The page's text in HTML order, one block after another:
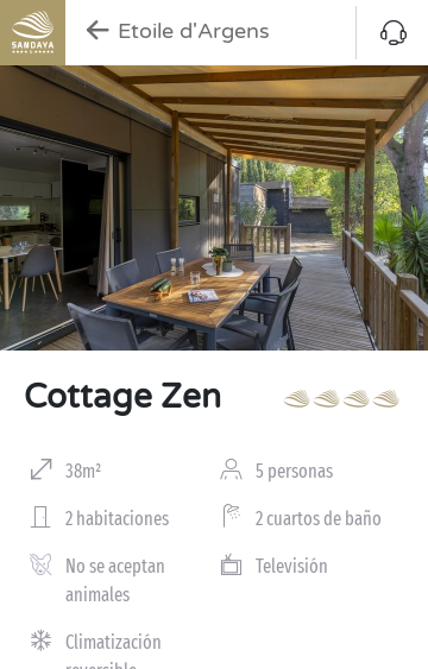
Etoile d'Argens
Cottage Zen
38m² 5 personas
2 habitaciones 2 cuartos de baño
No se aceptan
animales
Televisión
Climatización